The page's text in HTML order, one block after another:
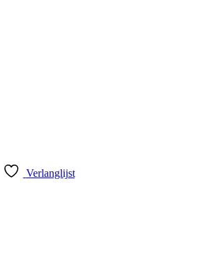
Verlanglijst